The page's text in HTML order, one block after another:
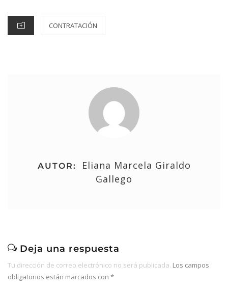
CONTRATACIÓN
AUTOR:
Eliana Marcela Giraldo
Gallego
Deja una respuesta
Tu dirección de correo electrónico no será publicada. Los campos
obligatorios están marcados con *